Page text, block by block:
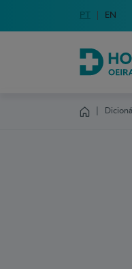
Escolha o
Idioma em
PT EN
Hospital